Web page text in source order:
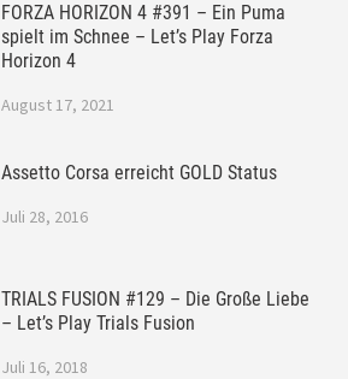
FORZA HORIZON 4 #391 – Ein Puma
spielt im Schnee – Let’s Play Forza
Horizon 4
August 17, 2021
Assetto Corsa erreicht GOLD Status
Juli 28, 2016
TRIALS FUSION #129 – Die Große Liebe
– Let’s Play Trials Fusion
Juli 16, 2018